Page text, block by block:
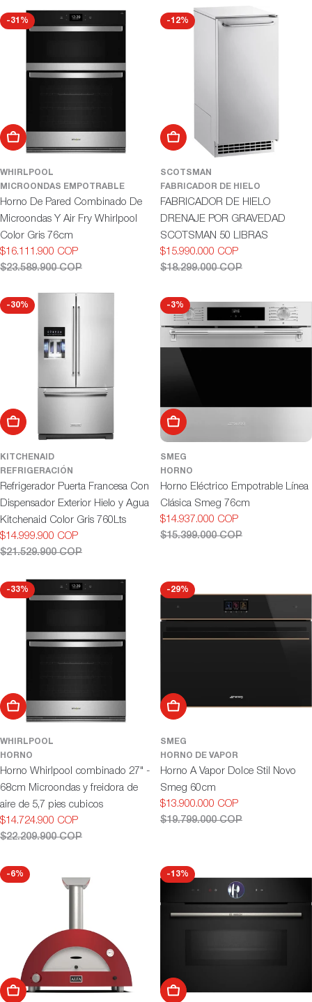
-31%
Añadir al carrito
WHIRLPOOL
MICROONDAS EMPOTRABLE
Horno De Pared Combinado De
Microondas Y Air Fry Whirlpool
Color Gris 76cm
Precio
$16.111.900 COP
Precio
$23.589.900 COP
-12%
Añadir al carrito
SCOTSMAN
FABRICADOR DE HIELO
FABRICADOR DE HIELO
DRENAJE POR GRAVEDAD
SCOTSMAN 50 LIBRAS
Precio
$15.990.000 COP
Precio
$18.299.000 COP
-30%
Añadir al carrito
KITCHENAID
REFRIGERACIÓN
Refrigerador Puerta Francesa Con
Dispensador Exterior Hielo y Agua
Kitchenaid Color Gris 760Lts
Precio
$14.999.900 COP
Precio
$21.529.900 COP
-3%
Añadir al carrito
SMEG
HORNO
Horno Eléctrico Empotrable Línea
Clásica Smeg 76cm
Precio
$14.937.000 COP
Precio
$15.399.000 COP
-33%
Añadir al carrito
WHIRLPOOL
HORNO
Horno Whirlpool combinado 27" -
68cm Microondas y freidora de
aire de 5,7 pies cubicos
Precio
$14.724.900 COP
Precio
$22.209.900 COP
-29%
Añadir al carrito
SMEG
HORNO DE VAPOR
Horno A Vapor Dolce Stil Novo
Smeg 60cm
Precio
$13.900.000 COP
Precio
$19.799.000 COP
-6%
Añadir al carrito
-13%
Añadir al carrito